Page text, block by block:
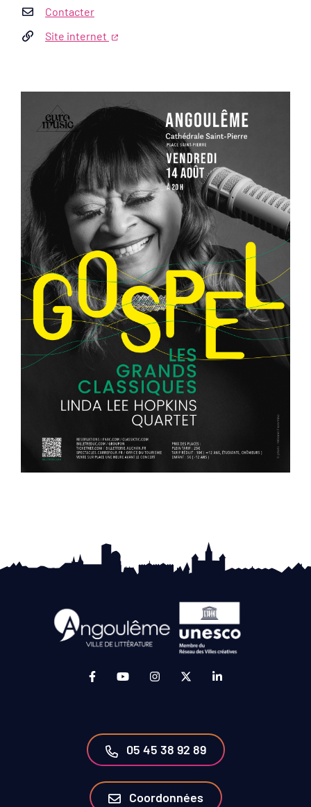
Contacter
Site internet
Lien vers le compte Facebook (ouverture
Lien vers la chaîne Youtube
Lien vers le compte
Lien vers le compte
Lien vers le
05 45 38 92 89
Coordonnées